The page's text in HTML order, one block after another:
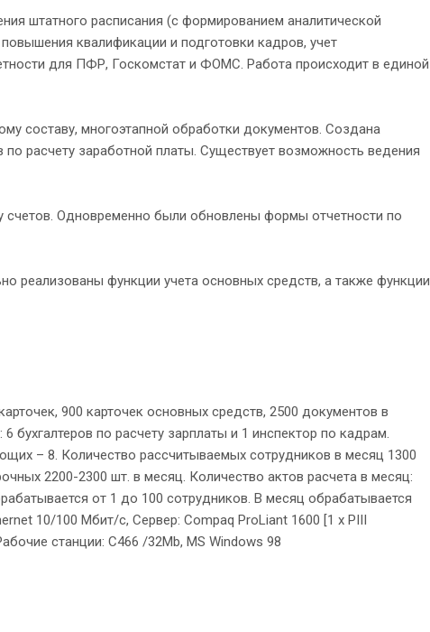
штатного расписания (с формированием аналитической
квалификации и подготовки кадров, учет
для ПФР, Госкомстат и ФОМС. Работа происходит в единой
составу, многоэтапной обработки документов. Создана
расчету заработной платы. Существует возможность ведения
счетов. Одновременно были обновлены формы отчетности по
реализованы функции учета основных средств, а также функции
900 карточек основных средств, 2500 документов в
бухгалтеров по расчету зарплаты и 1 инспектор по кадрам.
– 8. Количество рассчитываемых сотрудников в месяц 1300
2200-2300 шт. в месяц. Количество актов расчета в месяц:
от 1 до 100 сотрудников. В месяц обрабатывается
10/100 Мбит/с, Сервер: Compaq ProLiant 1600 [1 x PIII
станции: C466 /32Mb, MS Windows 98